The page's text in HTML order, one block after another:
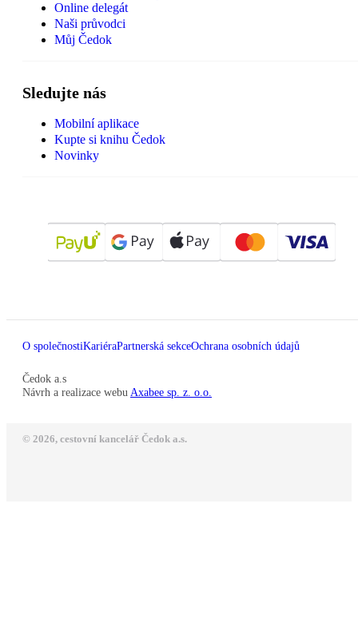
Online delegát
Naši průvodci
Můj Čedok
Sledujte nás
Mobilní aplikace
Kupte si knihu Čedok
Novinky
O společnostiKariéraPartnerská sekceOchrana osobních údajů
Čedok a.s
Návrh a realizace webu Axabee sp. z. o.o.
© 2026, cestovní kancelář Čedok a.s.